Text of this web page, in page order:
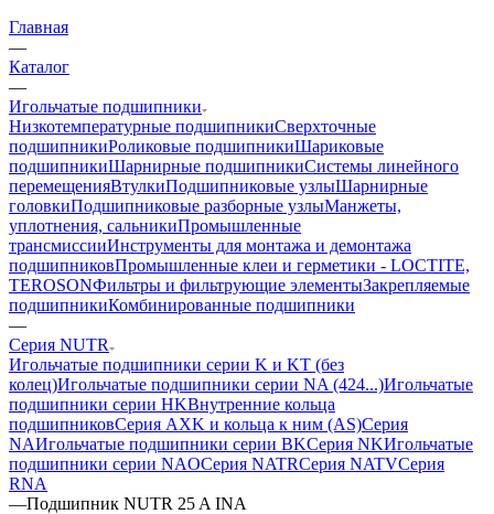
Главная
—
Каталог
—
Игольчатые подшипники
Низкотемпературные подшипникиСверхточные
подшипникиРоликовые подшипникиШариковые
подшипникиШарнирные подшипникиСистемы линейного
перемещенияВтулкиПодшипниковые узлыШарнирные
головкиПодшипниковые разборные узлыМанжеты,
уплотнения, сальникиПромышленные
трансмиссииИнструменты для монтажа и демонтажа
подшипниковПромышленные клеи и герметики - LOCTITE,
TEROSONФильтры и фильтрующие элементыЗакрепляемые
подшипникиКомбинированные подшипники
—
Серия NUTR
Игольчатые подшипники серии K и KT (без
колец)Игольчатые подшипники серии NA (424...)Игольчатые
подшипники серии HKВнутренние кольца
подшипниковСерия AXK и кольца к ним (AS)Серия
NAИгольчатые подшипники серии BKСерия NKИгольчатые
подшипники серии NAOСерия NATRСерия NATVСерия
RNA
—Подшипник NUTR 25 A INA